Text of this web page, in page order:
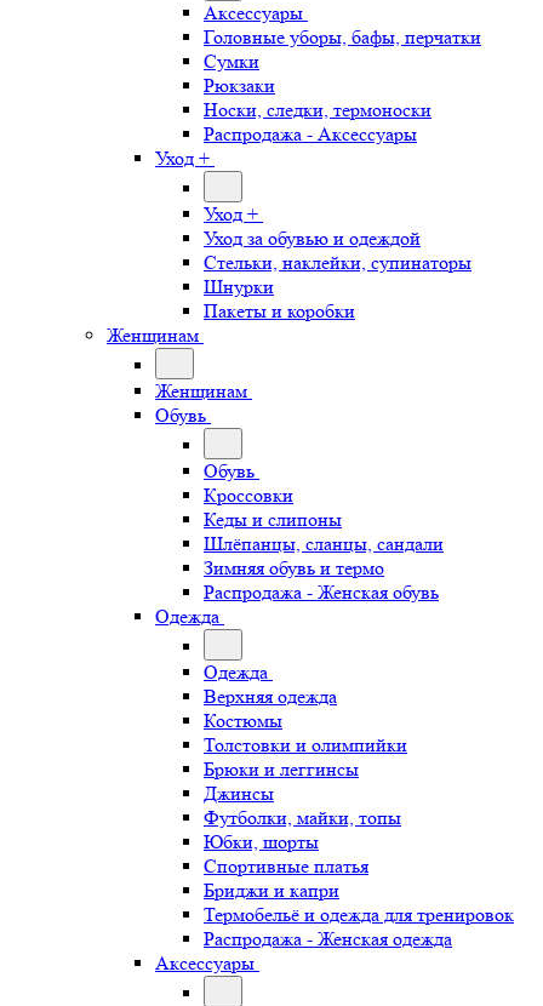
Аксессуары
Головные уборы, бафы, перчатки
Сумки
Рюкзаки
Носки, следки, термоноски
Распродажа - Аксессуары
Уход +
Уход +
Уход за обувью и одеждой
Стельки, наклейки, супинаторы
Шнурки
Пакеты и коробки
Женщинам
Женщинам
Обувь
Обувь
Кроссовки
Кеды и слипоны
Шлёпанцы, сланцы, сандали
Зимняя обувь и термо
Распродажа - Женская обувь
Одежда
Одежда
Верхняя одежда
Костюмы
Толстовки и олимпийки
Брюки и леггинсы
Джинсы
Футболки, майки, топы
Юбки, шорты
Спортивные платья
Бриджи и капри
Термобельё и одежда для тренировок
Распродажа - Женская одежда
Аксессуары